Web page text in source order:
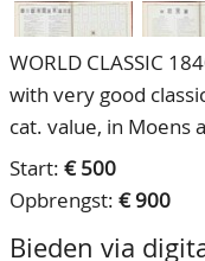
WORLD CLASSIC
with very good
cat. value, in Moens
Start: € 500
Opbrengst: € 900
Bieden via